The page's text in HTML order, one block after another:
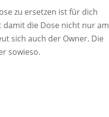
zu ersetzen ist für dich
damit die Dose nicht nur am
sich auch der Owner. Die
sowieso.